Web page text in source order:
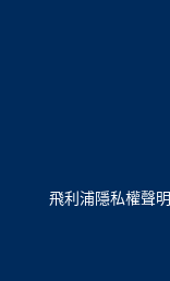
飛利浦隱私權聲明